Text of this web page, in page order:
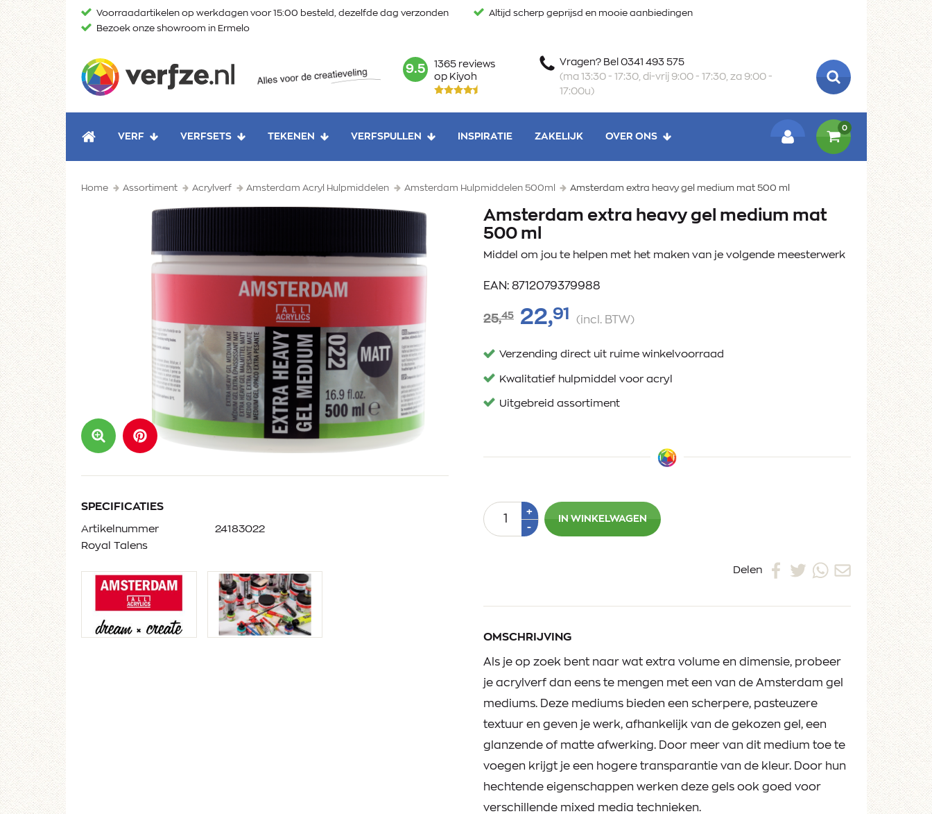
naar
Voorraadartikelen op werkdagen voor 15:00 besteld, dezelfde dag verzonden
Altijd scherp geprijsd en mooie aanbiedingen
Bezoek onze showroom in Ermelo
mark:
9.5
1365 reviews
op Kiyoh
Vragen? Bel 0341 493 575
(ma 13:30 - 17:30, di-vrij 9:00 - 17:30, za 9:00 -
17:00u)
ZOEKEN
HOME
VERF VERFSETS TEKENEN VERFSPULLEN INSPIRATIE ZAKELIJK
OVER ONS
0
Home Assortiment Acrylverf Amsterdam Acryl Hulpmiddelen Amsterdam Hulpmiddelen 500ml Amsterdam extra heavy gel medium mat 500 ml
SPECIFICATIES
Artikelnummer
Royal Talens
24183022
Amsterdam extra heavy gel medium mat
500 ml
Middel om jou te helpen met het maken van je volgende meesterwerk
EAN: 8712079379988
25,45 22,91 (incl. BTW)
Verzending direct uit ruime winkelvoorraad
Kwalitatief hulpmiddel voor acryl
Uitgebreid assortiment
Aantal +Plus
1
-Min
IN WINKELWAGEN
Delen
OMSCHRIJVING
Als je op zoek bent naar wat extra volume en dimensie, probeer
je acrylverf dan eens te mengen met een van de Amsterdam gel
mediums. Deze mediums bieden een scherpere, pasteuzere
textuur en geven je werk, afhankelijk van de gekozen gel, een
glanzende of matte afwerking. Door meer van dit medium toe te
voegen krijgt je een hogere transparantie van de kleur. Door hun
hechtende eigenschappen werken deze gels ook goed voor
verschillende mixed media technieken.